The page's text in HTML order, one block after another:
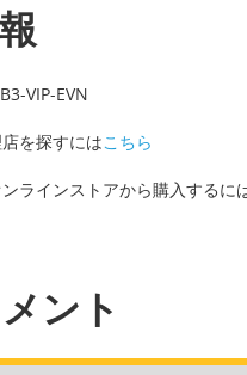
VIP-EVN
を探すにはこちら
ラインストアから購入するに
ント